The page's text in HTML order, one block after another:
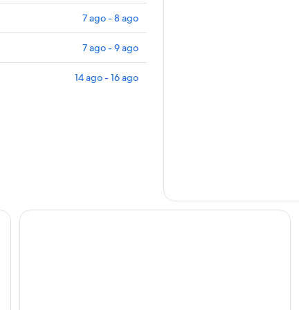
7 ago - 8 ago
7 ago - 9 ago
14 ago - 16 ago
Wensleydale Guest Lodge